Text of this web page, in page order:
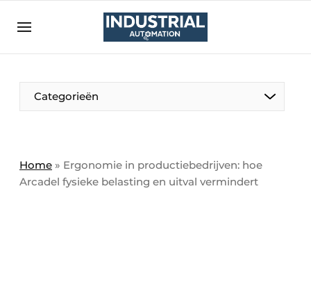
Aanmelden
Bedrijven
Bedrijven
Direct contact
Eigen content aanleveren
Categorieën
Home » Ergonomie in productiebedrijven: hoe
Arcadel fysieke belasting en uitval vermindert